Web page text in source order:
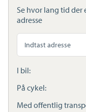
Se hvor lang tid der
adresse
anden
adresse
I bil:
På cykel:
Med offentlig
Ladestandere
Lynladere